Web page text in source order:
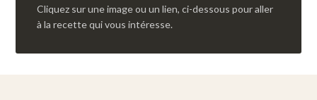
Cliquez sur une image ou un lien, ci-dessous pour aller
à la recette qui vous intéresse.